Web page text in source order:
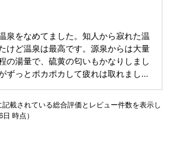
配膳。 提供されたグラスには水垢がし
方法です。 配膳スタッフ3名
を“上から鷲掴み”して持ってきた。
いのですが、あきらかに和食の提供と
生面・マナーの観点からも完全に論
は18:00一斉スタート
中から料理の提供が遅くなり、〆のご
。食べ終わったらベルで呼ぶよう指
わせなかったのですが二人共すごく接
でい草の良い香りがしました)部屋に
泉質素晴らしく最高の温泉宿でした。
場も誰も居なくずっと貸切り状態でゆ
もぶっ飛びました(*ˊᵕˋ*) 食事もど
ぱいでした。 個室なのも良いですね^^
また必ず行きたい宿です。 追記……WiFiあります。
泉をなめてました。知人から寂れた温
けど温泉は最高です。源泉からは大量
の湯量で、硫黄の匂いもかなりしまし
ずっとポカポカして疲れは取れまし
。貸切風呂も料金内で利用できて源泉
たかったですね。1泊の旅行で4回も入
記載されている総合評価とレビュー件数を表示し
時点）